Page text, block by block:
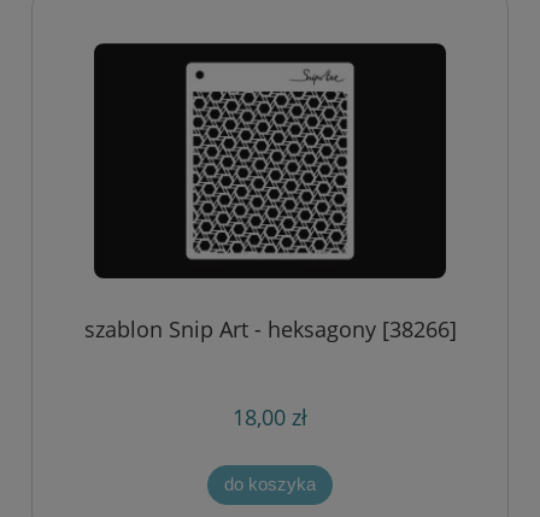
szablon Snip Art - heksagony [38266]
18,00 zł
do koszyka